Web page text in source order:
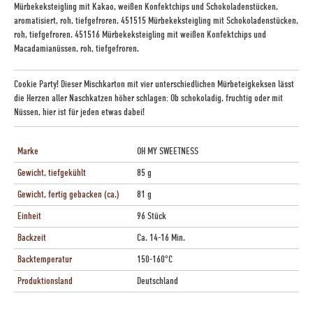
Mürbekeksteigling mit Kakao, weißen Konfektchips und Schokoladenstücken,
aromatisiert, roh, tiefgefroren. 451515 Mürbekeksteigling mit Schokoladenstücken,
roh, tiefgefroren. 451516 Mürbekeksteigling mit weißen Konfektchips und
Macadamianüssen, roh, tiefgefroren.
Cookie Party! Dieser Mischkarton mit vier unterschiedlichen Mürbeteigkeksen lässt
die Herzen aller Naschkatzen höher schlagen: Ob schokoladig, fruchtig oder mit
Nüssen, hier ist für jeden etwas dabei!
Marke
OH MY SWEETNESS
Gewicht, tiefgekühlt
85 g
Gewicht, fertig gebacken (ca.)
81 g
Einheit
96 Stück
Backzeit
Ca. 14-16 Min.
Backtemperatur
150-160°C
Produktionsland
Deutschland